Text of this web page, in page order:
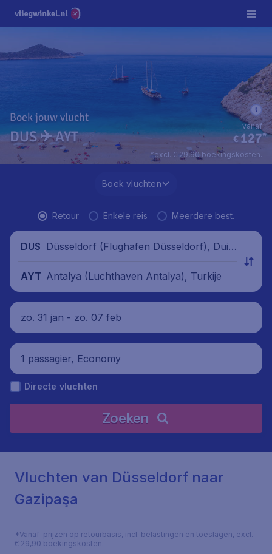
Boek jouw vlucht
DUS ✈ AYT €127*
vanaf
*excl. € 29,90 boekingskosten.
Boek vluchten
Retour Enkele reis Meerdere best.
DUS Düsseldorf (Flughafen Düsseldorf), Duits
AYT Antalya (Luchthaven Antalya), Turkije
zo. 31 jan - zo. 07 feb
1 passagier, Economy
Directe vluchten
Zoeken
Vluchten van Düsseldorf naar
Gazipaşa
*Vanaf-prijzen op retourbasis, incl. belastingen en toeslagen, excl.
€ 29,90 boekingskosten.